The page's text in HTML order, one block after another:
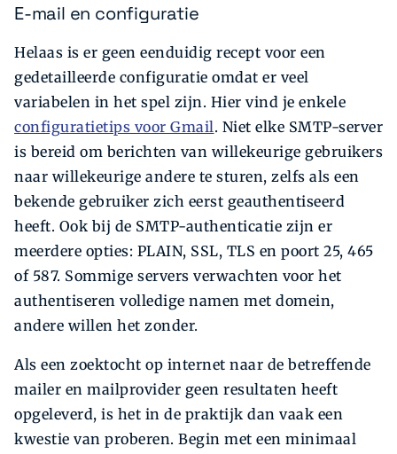
E-mail en configuratie
Helaas is er geen eenduidig recept voor een
gedetailleerde configuratie omdat er veel
variabelen in het spel zijn. Hier vind je enkele
configuratietips voor Gmail. Niet elke SMTP-server
is bereid om berichten van willekeurige gebruikers
naar willekeurige andere te sturen, zelfs als een
bekende gebruiker zich eerst geauthentiseerd
heeft. Ook bij de SMTP-authenticatie zijn er
meerdere opties: PLAIN, SSL, TLS en poort 25, 465
of 587. Sommige servers verwachten voor het
authentiseren volledige namen met domein,
andere willen het zonder.
Als een zoektocht op internet naar de betreffende
mailer en mailprovider geen resultaten heeft
opgeleverd, is het in de praktijk dan vaak een
kwestie van proberen. Begin met een minimaal